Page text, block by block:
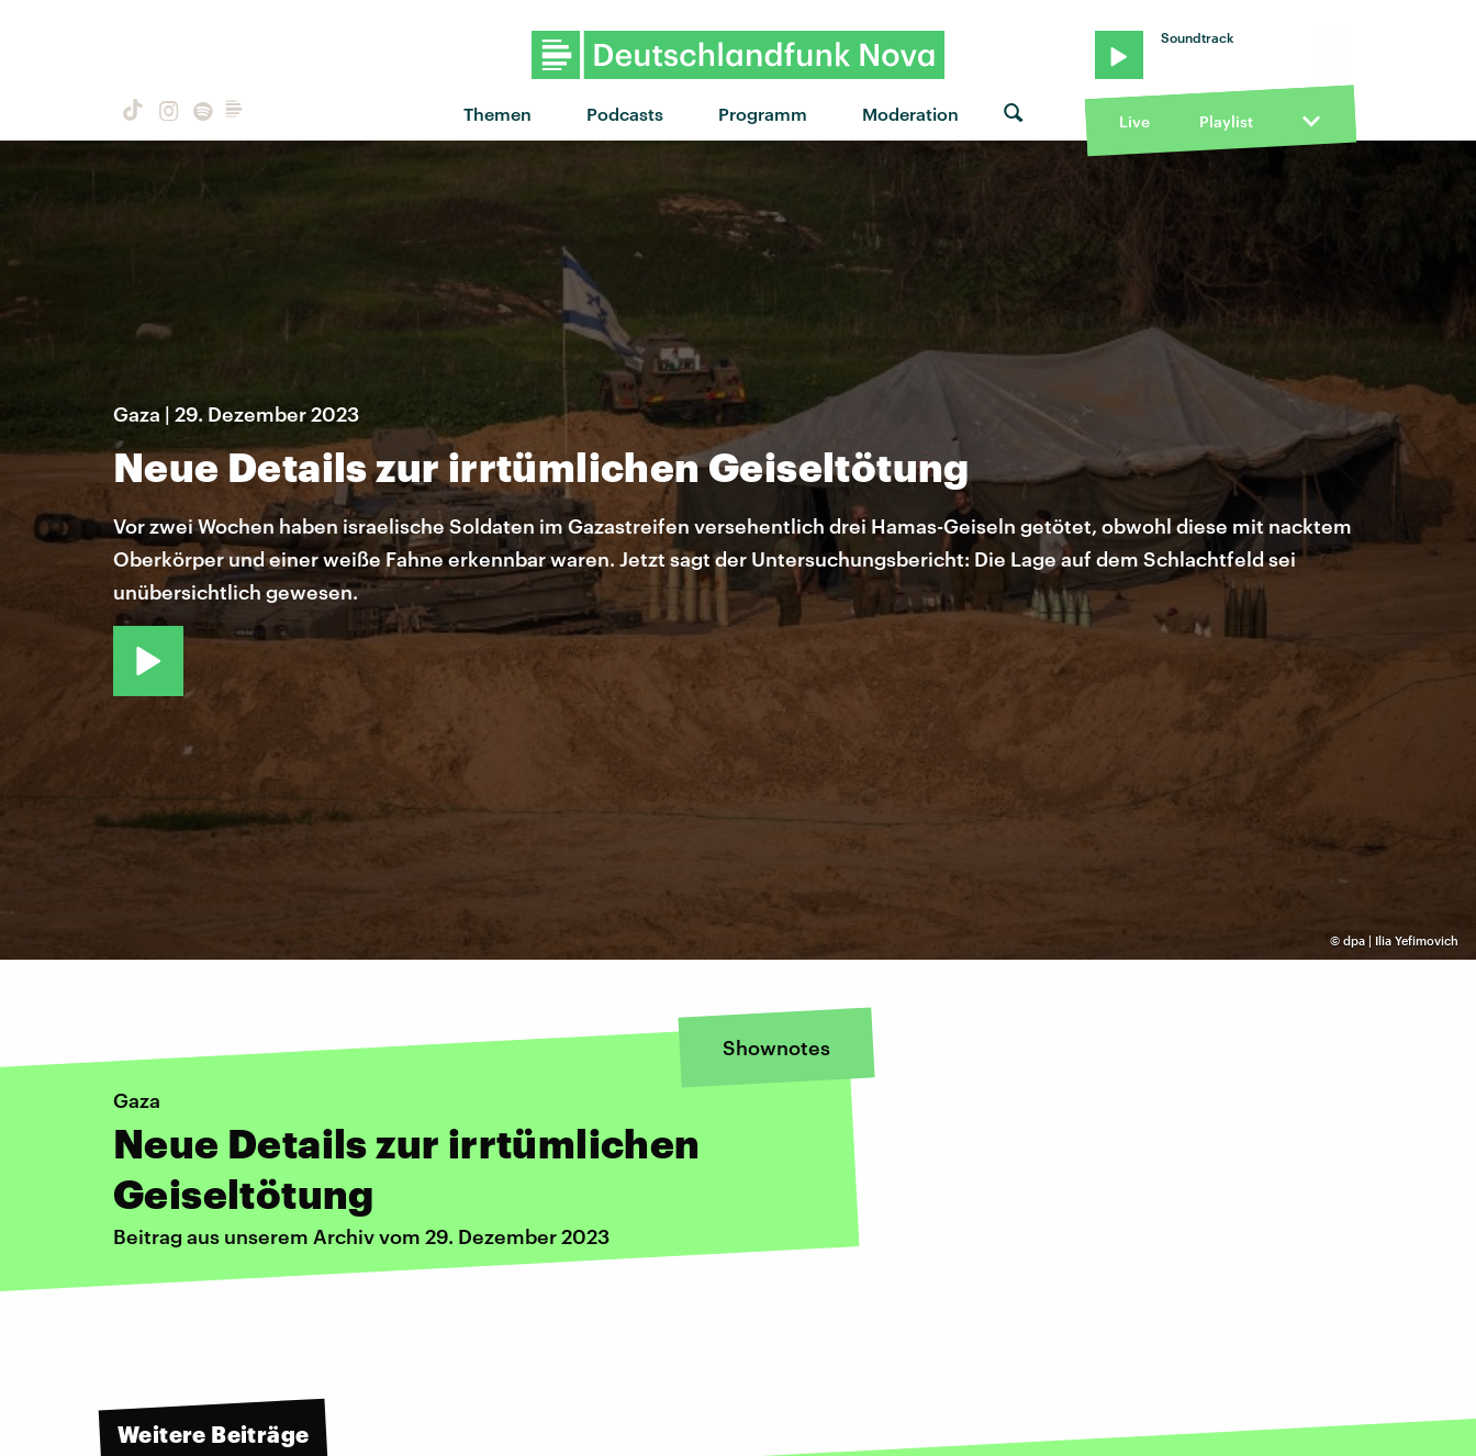
Themen Podcasts Programm Moderation
Soundtrack
Live Playlist
© dpa | Ilia Yefimovich
Gaza | 29. Dezember 2023
Neue Details zur irrtümlichen Geiseltötung
Vor zwei Wochen haben israelische Soldaten im Gazastreifen versehentlich drei Hamas-Geiseln getötet, obwohl diese mit nacktem
Oberkörper und einer weiße Fahne erkennbar waren. Jetzt sagt der Untersuchungsbericht: Die Lage auf dem Schlachtfeld sei
unübersichtlich gewesen.
Shownotes
Gaza
Neue Details zur irrtümlichen
Geiseltötung
Beitrag aus unserem Archiv vom 29. Dezember 2023
Weitere Beiträge